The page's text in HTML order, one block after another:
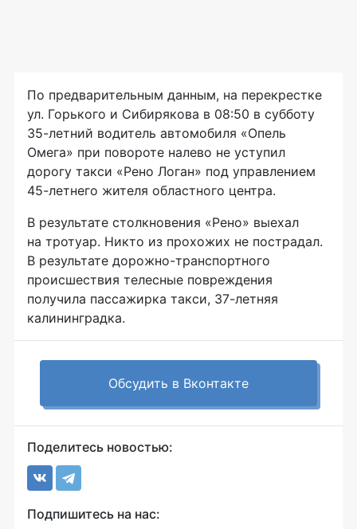
По предварительным данным, на перекрестке
ул. Горького и Сибирякова в 08:50 в субботу
35-летний водитель автомобиля «Опель
Омега» при повороте налево не уступил
дорогу такси «Рено Логан» под управлением
45-летнего жителя областного центра.
В результате столкновения «Рено» выехал
на тротуар. Никто из прохожих не пострадал.
В результате дорожно-транспортного
происшествия телесные повреждения
получила пассажирка такси, 37-летняя
калининградка.
Обсудить в Вконтакте
Поделитесь новостью:
Подпишитесь на нас: